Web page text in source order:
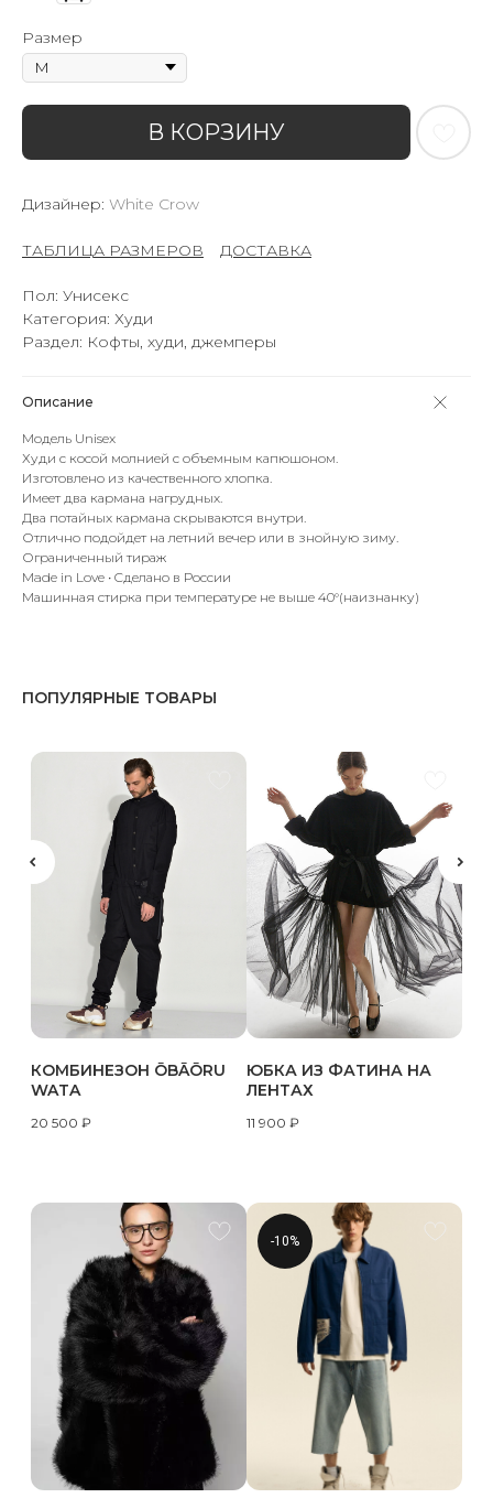
Размер
В КОРЗИНУ
Дизайнер: White Crow
ТАБЛИЦА РАЗМЕРОВ ДОСТАВКА
Пол: Унисекс
Категория: Худи
Раздел: Кофты, худи, джемперы
Описание
Модель Unisex
Худи с косой молнией с объемным капюшоном.
Изготовлено из качественного хлопка.
Имеет два кармана нагрудных.
Два потайных кармана скрываются внутри.
Отлично подойдет на летний вечер или в знойную зиму.
Ограниченный тираж
Made in Love • Cделано в России
Машинная стирка при температуре не выше 40°(наизнанку)
ПОПУЛЯРНЫЕ ТОВАРЫ
КОМБИНЕЗОН ŌBĀŌRU
WATA
20 500 ₽
ЮБКА ИЗ ФАТИНА НА
ЛЕНТАХ
11 900 ₽
-10%